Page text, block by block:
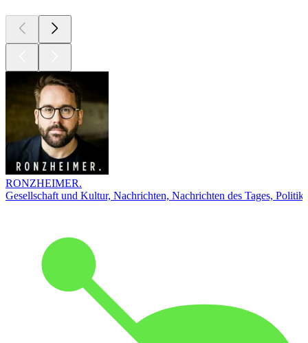
RONZHEIMER.
Gesellschaft und Kultur, Nachrichten, Nachrichten des Tages, Politik